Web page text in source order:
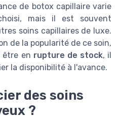
de botox capillaire varie
mais il est souvent
soins capillaires de luxe.
de la popularité de ce soin,
être en rupture de stock, il
la disponibilité à l'avance.
des soins
?